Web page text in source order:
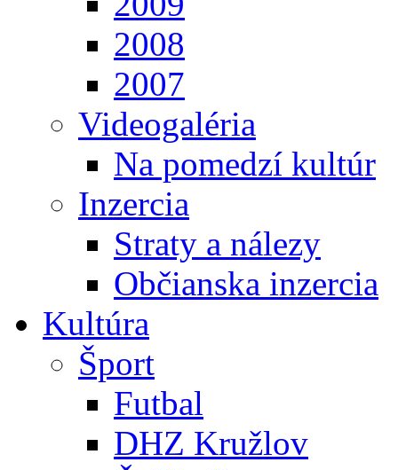
2008
2007
Videogaléria
Na pomedzí kultúr
Inzercia
Straty a nálezy
Občianska inzercia
Kultúra
Šport
Futbal
DHZ Kružlov